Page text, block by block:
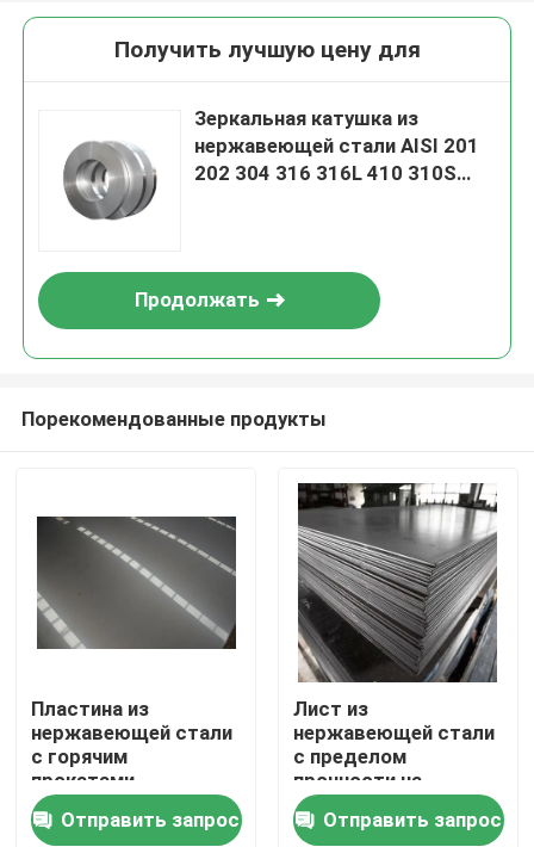
Продукты
О нас
Получить лучшую цену для
Зеркальная катушка из
нержавеющей стали AISI 201
202 304 316 316L 410 310S
Продолжать
Порекомендованные продукты
Пластина из
нержавеющей стали
с горячим
прокатами,
обеспечивающая
превосходную
Отправить запрос
Лист из
нержавеющей стали
с пределом
прочности на
растяжение от 520
до 750 МПа,
Отправить запрос